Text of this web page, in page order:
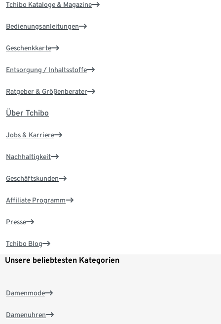
Tchibo Kataloge & Magazine
Bedienungsanleitungen
Geschenkkarte
Entsorgung / Inhaltsstoffe
Ratgeber & Größenberater
Über Tchibo
Jobs & Karriere
Nachhaltigkeit
Geschäftskunden
Affiliate Programm
Presse
Tchibo Blog
Unsere beliebtesten Kategorien
Damenmode
Damenuhren